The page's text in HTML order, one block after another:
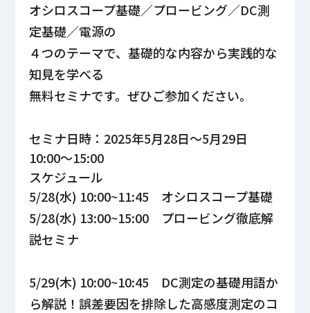
オシロスコープ基礎／プロービング／DC測
定基礎／電源の
４つのテーマで、基礎的な内容から実践的な
知見を学べる
無料セミナです。ぜひご参加ください。
セミナ日時：2025年5月28日～5月29日
10:00～15:00
スケジュール
5/28(水) 10:00~11:45 オシロスコープ基礎
5/28(水) 13:00~15:00 プロービング徹底解
説セミナ
5/29(木) 10:00~10:45 DC測定の基礎用語か
ら解説！誤差要因を排除した高感度測定のコ